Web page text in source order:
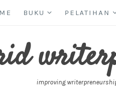
BUKU PELATIHAN
improving